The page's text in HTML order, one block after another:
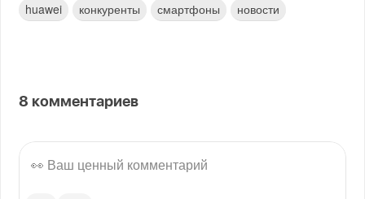
huawei конкуренты смартфоны новости
8 комментариев